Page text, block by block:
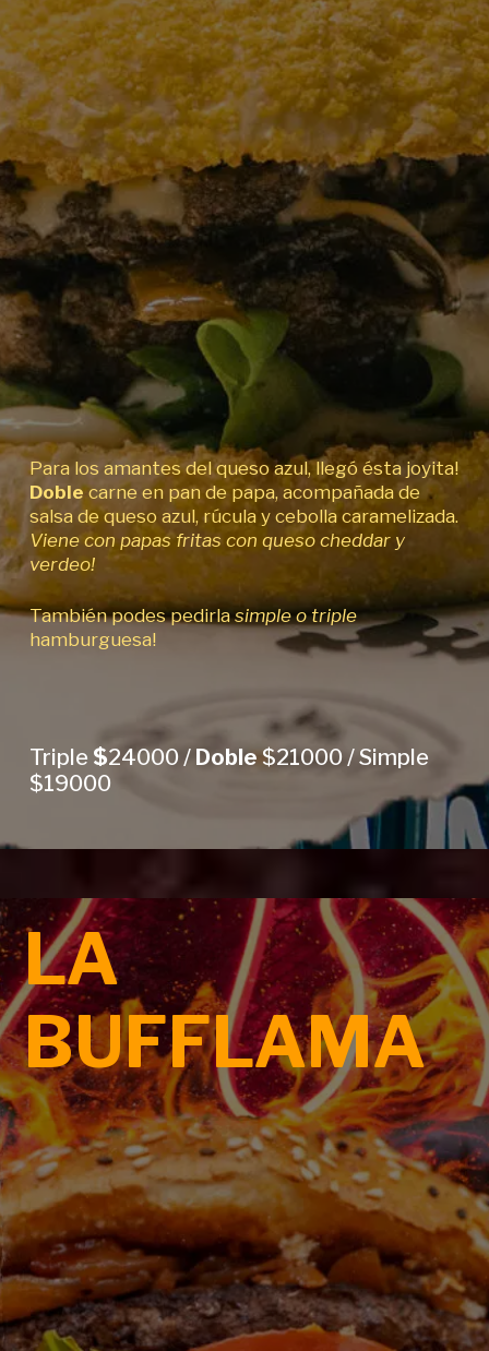
Para los amantes del queso azul, llegó ésta joyita!
Doblecarne en pan de papa, acompañada de
salsa de queso azul, rúcula y cebolla caramelizada.
Viene con papas fritas con queso cheddar y
verdeo!
También podes pedirlasimple o triple
hamburguesa!
Triple $24000 / Doble$21000 / Simple
$19000
LA
BUFFLAMA